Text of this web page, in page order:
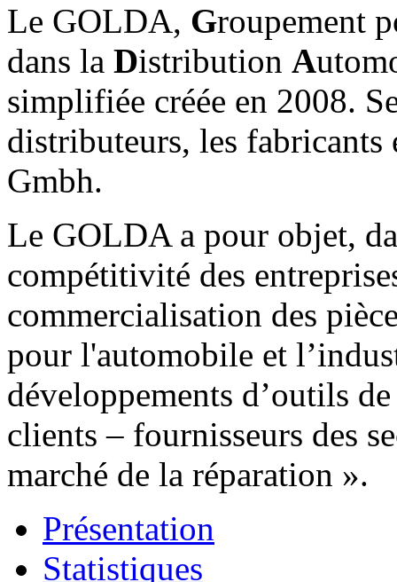
Le GOLDA, Groupement
dans la Distribution A
simplifiée créée en 2008.
distributeurs, les fabricants
Gmbh.
Le GOLDA a pour objet,
compétitivité des
commercialisation des
pour l'automobile et
développements d’outils
clients – fournisseurs des
marché de la réparation ».
Présentation
Statistiques